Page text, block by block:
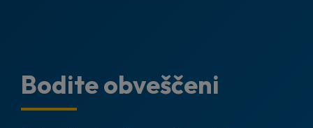
Bodite obveščeni